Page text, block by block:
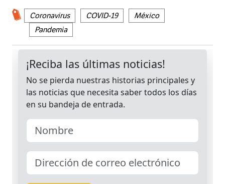
Coronavirus COVID-19
México
Pandemia